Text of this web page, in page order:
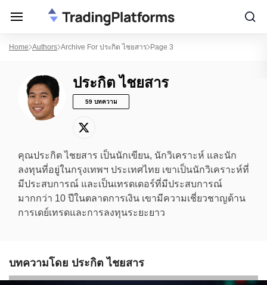
Home Authors Archive For ประกิต ไชยสาร Page 3
ประกิต ไชยสาร
59 บทความ
คุณประกิต ไชยสาร เป็นนักเขียน, นักวิเคราะห์ และนัก
ลงทุนที่อยู่ในกรุงเทพฯ ประเทศไทย เขาเป็นนักวิเคราะห์ที่
มีประสบการณ์ และเป็นเทรดเดอร์ที่มีประสบการณ์
มากกว่า 10 ปีในตลาดการเงิน เขามีความเชี่ยวชาญด้าน
การเดย์เทรดและการลงทุนระยะยาว
บทความโดย ประกิต ไชยสาร